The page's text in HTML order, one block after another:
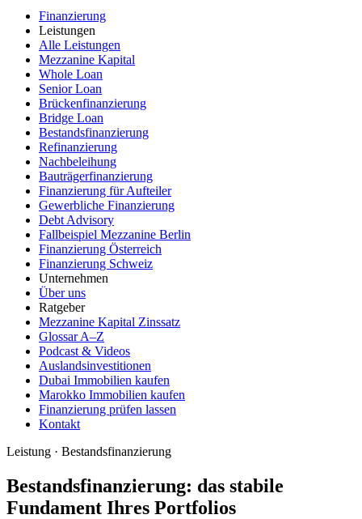
Finanzierung
Leistungen
Alle Leistungen
Mezzanine Kapital
Whole Loan
Senior Loan
Brückenfinanzierung
Bridge Loan
Bestandsfinanzierung
Refinanzierung
Nachbeleihung
Bauträgerfinanzierung
Finanzierung für Aufteiler
Gewerbliche Finanzierung
Debt Advisory
Fallbeispiel Mezzanine Berlin
Finanzierung Österreich
Finanzierung Schweiz
Unternehmen
Über uns
Ratgeber
Mezzanine Kapital Zinssatz
Glossar A–Z
Podcast & Videos
Auslandsinvestitionen
Dubai Immobilien kaufen
Marokko Immobilien kaufen
Finanzierung prüfen lassen
Kontakt
Leistung · Bestandsfinanzierung
Bestandsfinanzierung: das stabile
Fundament Ihres Portfolios